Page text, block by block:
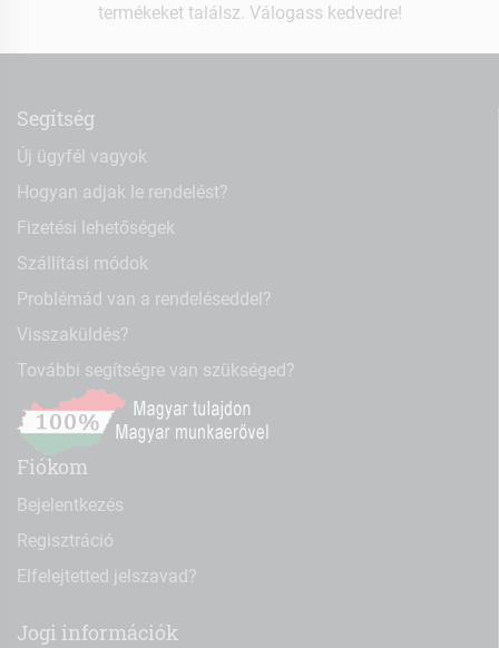
termékeket találsz. Válogass kedvedre!
Segítség
Új ügyfél vagyok
Hogyan adjak le rendelést?
Fizetési lehetőségek
Szállítási módok
Problémád van a rendeléseddel?
Visszaküldés?
További segítségre van szükséged?
Fiókom
Bejelentkezés
Regisztráció
Elfelejtetted jelszavad?
Jogi információk